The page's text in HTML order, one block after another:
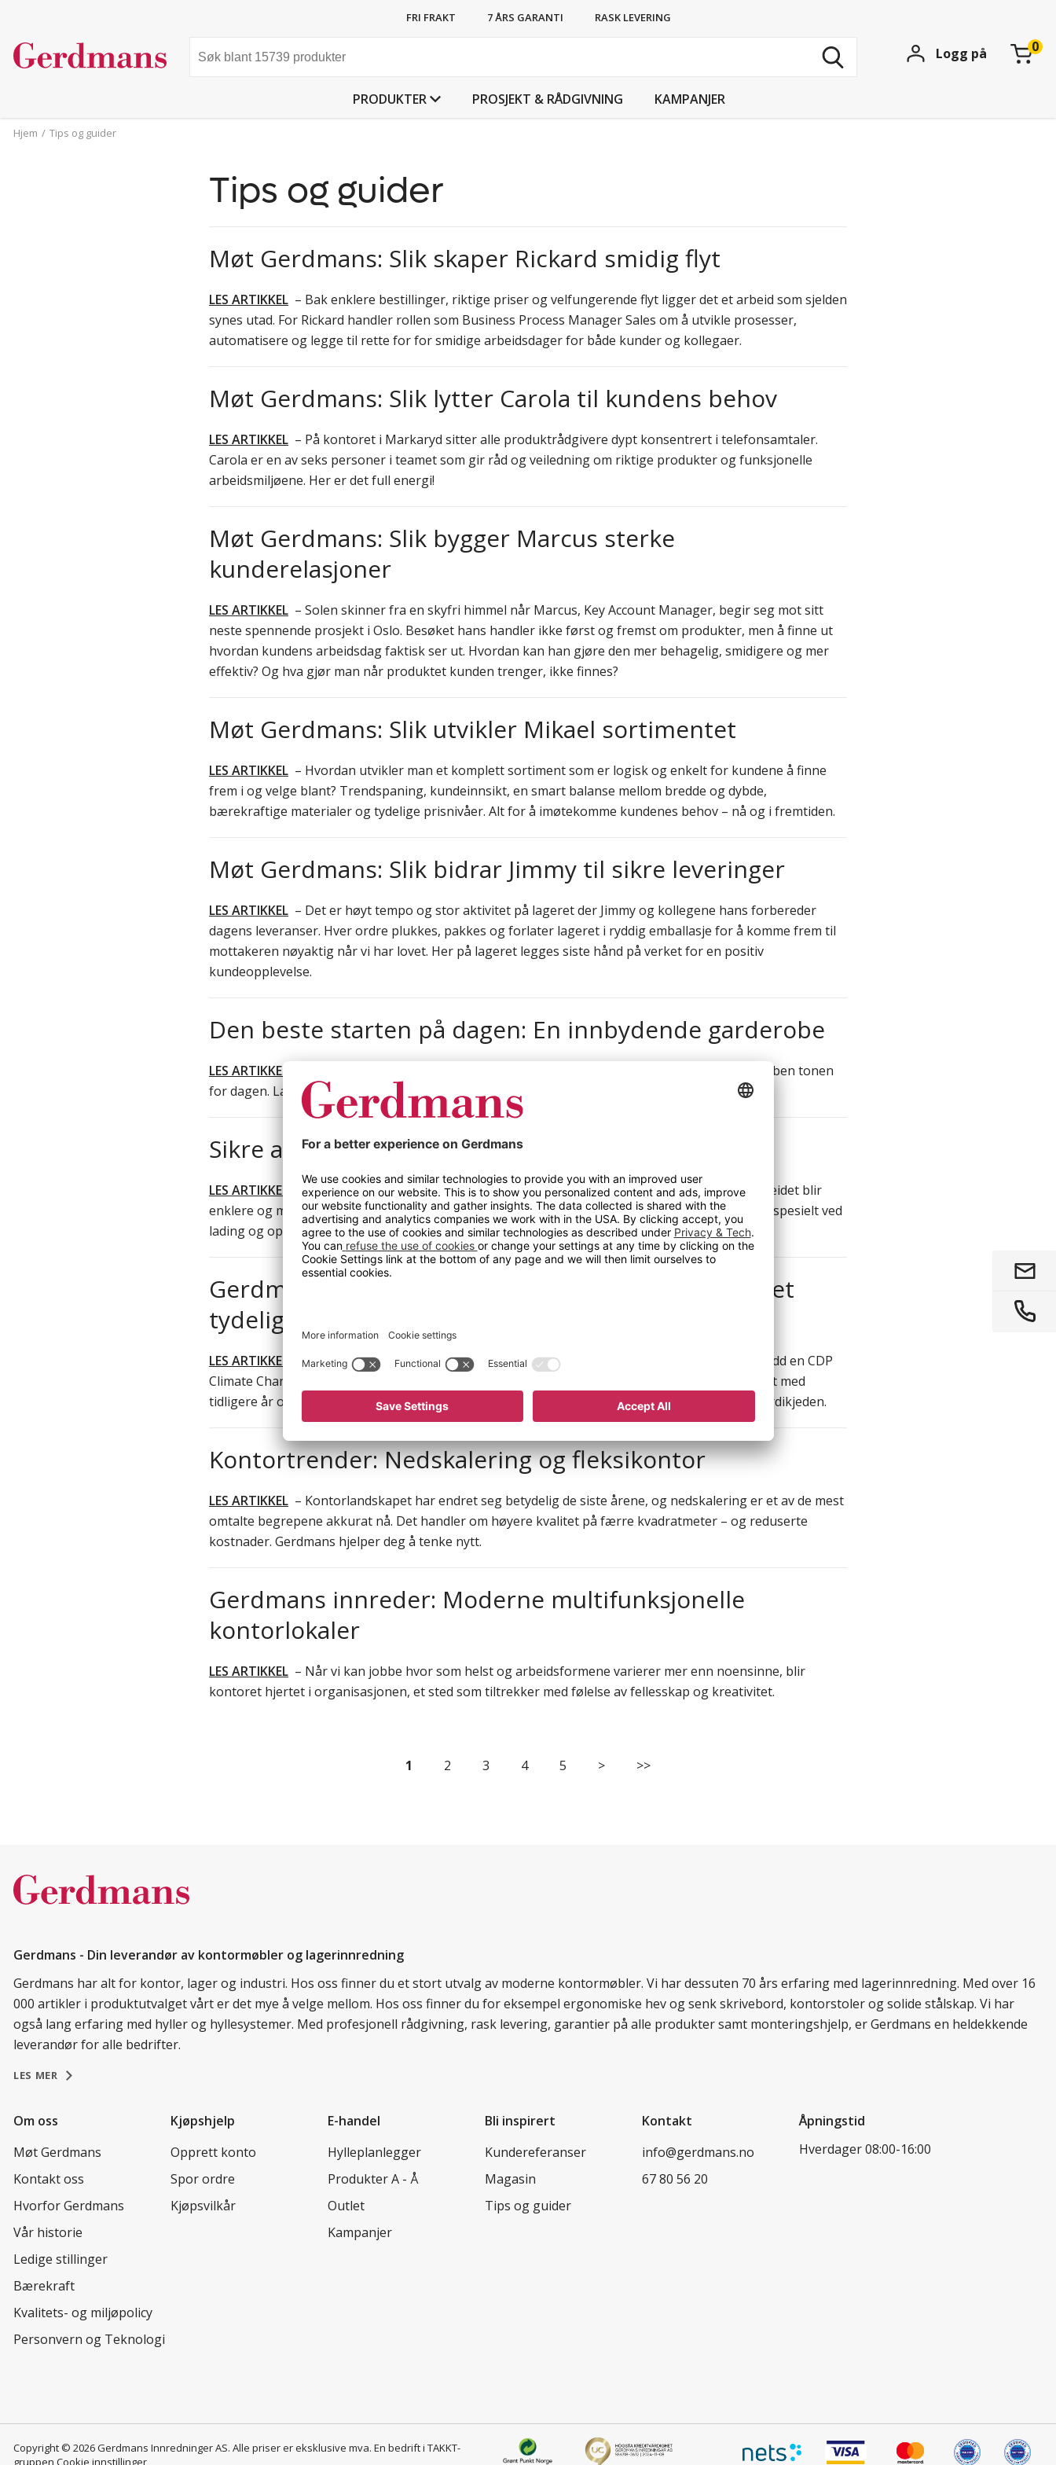
FRI FRAKT 7 ÅRS GARANTI RASK LEVERING
PRODUKTER PROSJEKT & RÅDGIVNING KAMPANJER
Logg på
Hjem / Tips og guider
Tips og guider
Møt Gerdmans: Slik skaper Rickard smidig flyt
LES ARTIKKEL – Bak enklere bestillinger, riktige priser og velfungerende flyt ligger det et arbeid som sjelden
synes utad. For Rickard handler rollen som Business Process Manager Sales om å utvikle prosesser,
automatisere og legge til rette for for smidige arbeidsdager for både kunder og kollegaer.
Møt Gerdmans: Slik lytter Carola til kundens behov
LES ARTIKKEL – På kontoret i Markaryd sitter alle produktrådgivere dypt konsentrert i telefonsamtaler.
Carola er en av seks personer i teamet som gir råd og veiledning om riktige produkter og funksjonelle
arbeidsmiljøene. Her er det full energi!
Møt Gerdmans: Slik bygger Marcus sterke
kunderelasjoner
LES ARTIKKEL – Solen skinner fra en skyfri himmel når Marcus, Key Account Manager, begir seg mot sitt
neste spennende prosjekt i Oslo. Besøket hans handler ikke først og fremst om produkter, men å finne ut
hvordan kundens arbeidsdag faktisk ser ut. Hvordan kan han gjøre den mer behagelig, smidigere og mer
effektiv? Og hva gjør man når produktet kunden trenger, ikke finnes?
Møt Gerdmans: Slik utvikler Mikael sortimentet
LES ARTIKKEL – Hvordan utvikler man et komplett sortiment som er logisk og enkelt for kundene å finne
frem i og velge blant? Trendspaning, kundeinnsikt, en smart balanse mellom bredde og dybde,
bærekraftige materialer og tydelige prisnivåer. Alt for å imøtekomme kundenes behov – nå og i fremtiden.
Møt Gerdmans: Slik bidrar Jimmy til sikre leveringer
LES ARTIKKEL – Det er høyt tempo og stor aktivitet på lageret der Jimmy og kollegene hans forbereder
dagens leveranser. Hver ordre plukkes, pakkes og forlater lageret i ryddig emballasje for å komme frem til
mottakeren nøyaktig når vi har lovet. Her på lageret legges siste hånd på verket for en positiv
kundeopplevelse.
Den beste starten på dagen: En innbydende garderobe
LES ARTIKKEL
– Uansett om du jobber på et lager, i industrien eller går på skole, setter garderoben tonen
for dagen. La det føles friskt og innbydende!
Sikre arbeidsplasser: Guide til rett batteriskap
LES ARTIKKEL
– Litiumion batterier brukes i stadig flere maskiner og verktøy. Samtidig som arbeidet blir
enklere og mer effektivt, innebærer det også store sikkerhetsutfordringer på arbeidsplassen – spesielt ved
lading og oppbevaring av batteriene.
Gerdmans oppnår CDP Climate Change Rating B – et
tydelig steg fremover for bærekraft og trygghet
LES ARTIKKEL
– Vi er stolte av at hele TAKKT-konsernet, som Gerdmans er en del av, har oppnådd en CDP
Climate Change B-rating i den siste vurderingen. Dette er en betydelig forbedring sammenlignet med
tidligere år og viser vårt sterke engasjement for å redusere karbonutslippene gjennom hele verdikjeden.
Kontortrender: Nedskalering og fleksikontor
LES ARTIKKEL – Kontorlandskapet har endret seg betydelig de siste årene, og nedskalering er et av de mest
omtalte begrepene akkurat nå. Det handler om høyere kvalitet på færre kvadratmeter – og reduserte
kostnader. Gerdmans hjelper deg å tenke nytt.
Gerdmans innreder: Moderne multifunksjonelle
kontorlokaler
LES ARTIKKEL – Når vi kan jobbe hvor som helst og arbeidsformene varierer mer enn noensinne, blir
kontoret hjertet i organisasjonen, et sted som tiltrekker med følelse av fellesskap og kreativitet.
1 2 3 4 5 > >>
Gerdmans - Din leverandør av kontormøbler og lagerinnredning
Gerdmans har alt for kontor, lager og industri. Hos oss finner du et stort utvalg av moderne kontormøbler. Vi har dessuten 70 års erfaring med lagerinnredning. Med over 16
000 artikler i produktutvalget vårt er det mye å velge mellom. Hos oss finner du for eksempel ergonomiske hev og senk skrivebord, kontorstoler og solide stålskap. Vi har
også lang erfaring med hyller og hyllesystemer. Med profesjonell rådgivning, rask levering, garantier på alle produkter samt monteringshjelp, er Gerdmans en heldekkende
leverandør for alle bedrifter.
LES MER
Om oss
Møt Gerdmans
Kontakt oss
Hvorfor Gerdmans
Vår historie
Ledige stillinger
Bærekraft
Kvalitets- og miljøpolicy
Personvern og Teknologi
Kjøpshjelp
Opprett konto
Spor ordre
Kjøpsvilkår
E-handel
Hylleplanlegger
Produkter A - Å
Outlet
Kampanjer
Bli inspirert
Kundereferanser
Magasin
Tips og guider
Kontakt
info@gerdmans.no
67 80 56 20
Åpningstid
Hverdager 08:00-16:00
Copyright © 2026 Gerdmans Innredninger AS. Alle priser er eksklusive mva. En bedrift i TAKKT-
gruppen Cookie innstillinger